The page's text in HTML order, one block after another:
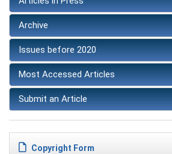
Archive
Issues before 2020
Most Accessed Articles
Submit an Article
Copyright Form